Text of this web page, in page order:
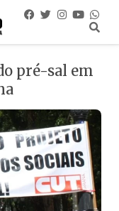
pré-sal em